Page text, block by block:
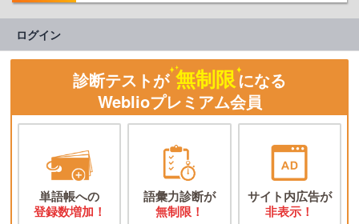
ログイン
診断テストが 無制限になる
Weblioプレミアム会員
単語帳への
登録数増加！
語彙力診断が
無制限！
サイト内広告が
非表示！